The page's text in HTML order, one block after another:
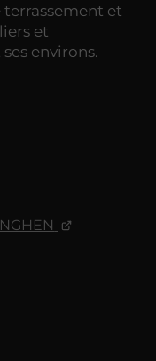
terrassement et
et
environs.